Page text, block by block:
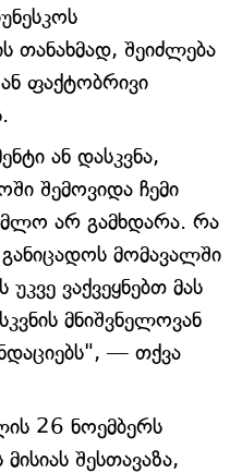
თანახმად, შეიძლება
ფაქტობრივი
ან დასკვნა,
შემოვიდა ჩემი
არ გამხდარა. რა
მომავალში
ვაქვეყნებთ მას
მნიშვნელოვან
— თქვა
26 ნოემბერს
შესთავაზა,